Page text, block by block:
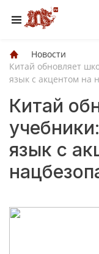
Новости
Китай обновляет
язык с акцентом на
Китай
язык с